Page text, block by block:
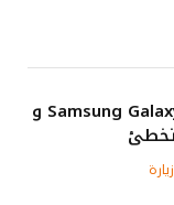
مقارنة بين Samsung Galaxy Z Fold 6 و
زيارة